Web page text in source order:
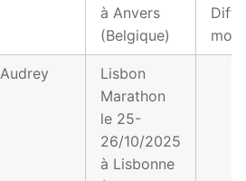
à Anvers
(Belgique)
moi
Audrey
Lisbon
Marathon
le 25-
26/10/2025
à Lisbonne